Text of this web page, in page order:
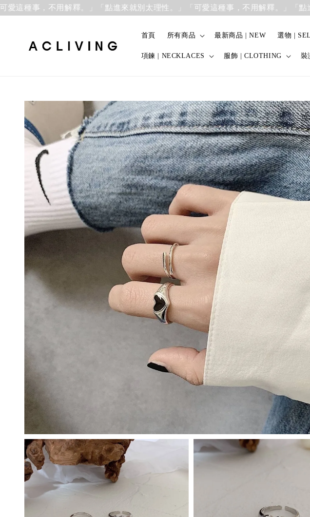
種事，不用解釋。」「點進來就別太理性。」「可愛這種事，不用解釋。」「點進來
首頁 所有商品 最新商品 | NEW 選物 |
項鍊 | NECKLACES 服飾 | CLOTHING 裝